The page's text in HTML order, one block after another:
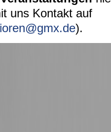
uns Kontakt auf
).